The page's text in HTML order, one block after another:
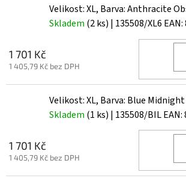
Velikost: XL, Barva: Anthracite
Skladem (2 ks) | 135508/XL6 EAN:
1 701 Kč
1 405,79 Kč bez DPH
Velikost: XL, Barva: Blue Midnight
Skladem (1 ks) | 135508/BILEAN:
1 701 Kč
1 405,79 Kč bez DPH